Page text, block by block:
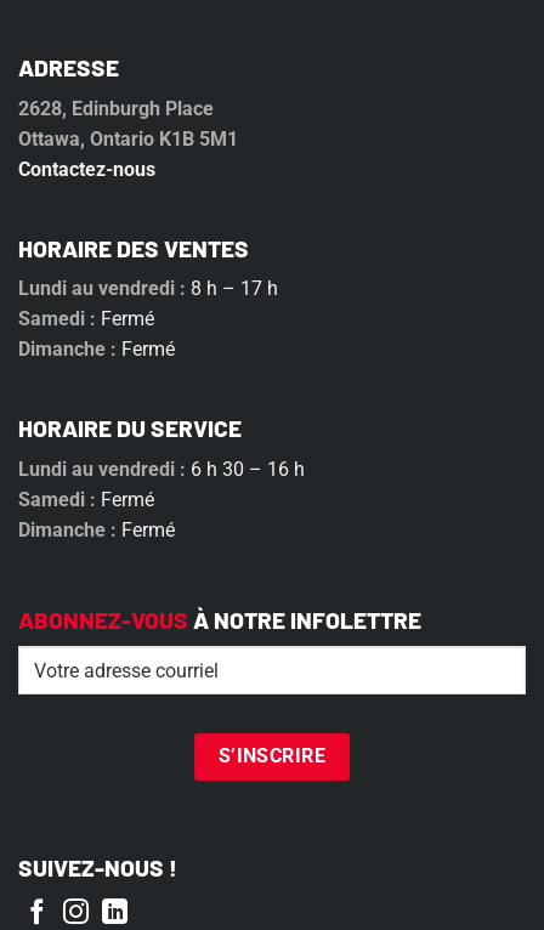
ADRESSE
2628, Edinburgh Place
Ottawa, Ontario K1B 5M1
Contactez-nous
HORAIRE DES VENTES
Lundi au vendredi : 8 h – 17 h
Samedi : Fermé
Dimanche : Fermé
HORAIRE DU SERVICE
Lundi au vendredi : 6 h 30 – 16 h
Samedi : Fermé
Dimanche : Fermé
ABONNEZ-VOUS À NOTRE INFOLETTRE
Email (Nécessaire)
SUIVEZ-NOUS !